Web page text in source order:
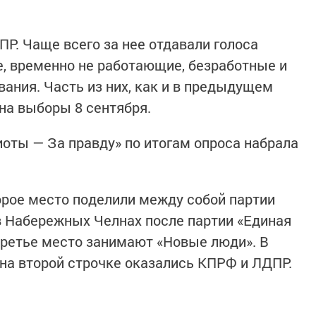
Чаще всего за нее отдавали голоса
временно не работающие, безработные и
Часть из них, как и в предыдущем
выборы 8 сентября.
— За правду» по итогам опроса набрала
место поделили между собой партии
Челнах после партии «Единая
место занимают «Новые люди». В
второй строчке оказались КПРФ и ЛДПР.